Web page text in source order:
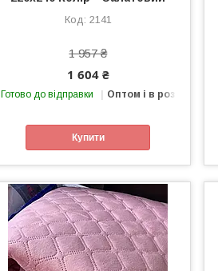
2141
1 957 ₴
1 604 ₴
Готово до відправки Оптом і в роздріб
Купити